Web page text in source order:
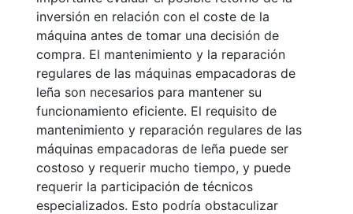
inversión en relación con el coste de la
máquina antes de tomar una decisión de
compra. El mantenimiento y la reparación
regulares de las máquinas empacadoras de
leña son necesarios para mantener su
funcionamiento eficiente. El requisito de
mantenimiento y reparación regulares de las
máquinas empacadoras de leña puede ser
costoso y requerir mucho tiempo, y puede
requerir la participación de técnicos
especializados. Esto podría obstaculizar